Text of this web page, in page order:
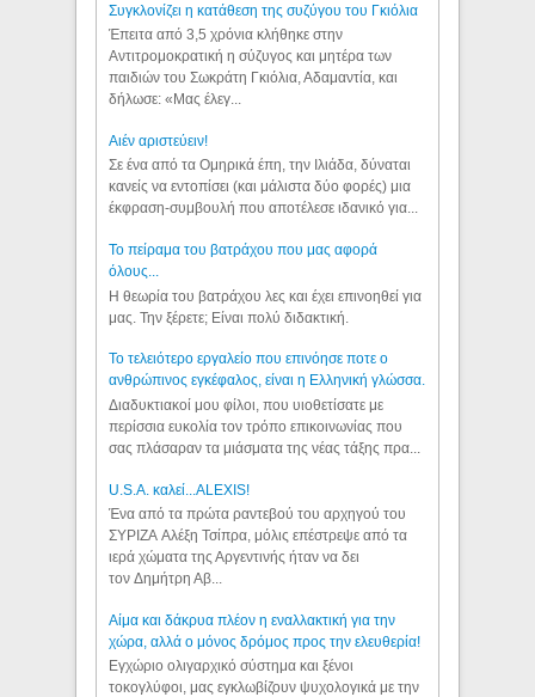
Συγκλονίζει η κατάθεση της συζύγου του Γκιόλια
Έπειτα από 3,5 χρόνια κλήθηκε στην
Αντιτρομοκρατική η σύζυγος και μητέρα των
παιδιών του Σωκράτη Γκιόλια, Αδαμαντία, και
δήλωσε: «Μας έλεγ...
Aιέν αριστεύειν!
Σε ένα από τα Ομηρικά έπη, την Ιλιάδα, δύναται
κανείς να εντοπίσει (και μάλιστα δύο φορές) μια
έκφραση-συμβουλή που αποτέλεσε ιδανικό για...
Το πείραμα του βατράχου που μας αφορά
όλους...
Η θεωρία του βατράχου λες και έχει επινοηθεί για
μας. Την ξέρετε; Είναι πολύ διδακτική.
Το τελειότερο εργαλείο που επινόησε ποτε ο
ανθρώπινος εγκέφαλος, είναι η Ελληνική γλώσσα.
Διαδυκτιακοί μου φίλοι, που υιοθετίσατε με
περίσσια ευκολία τον τρόπο επικοινωνίας που
σας πλάσαραν τα μιάσματα της νέας τάξης πρα...
U.S.A. καλεί...ALEXIS!
Ένα από τα πρώτα ραντεβού του αρχηγού του
ΣΥΡΙΖΑ Αλέξη Τσίπρα, μόλις επέστρεψε από τα
ιερά χώματα της Αργεντινής ήταν να δει
τον Δημήτρη Αβ...
Αίμα και δάκρυα πλέον η εναλλακτική για την
χώρα, αλλά ο μόνος δρόμος προς την ελευθερία!
Εγχώριο ολιγαρχικό σύστημα και ξένοι
τοκογλύφοι, μας εγκλωβίζουν ψυχολογικά με την